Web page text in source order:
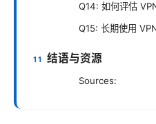
Q14: 如何评估
Q15: 长期使用
结语与资源
Sources: